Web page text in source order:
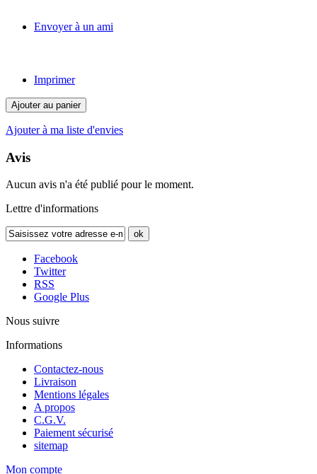
Envoyer à un ami
Imprimer
Ajouter au panier
Ajouter à ma liste d'envies
Avis
Aucun avis n'a été publié pour le moment.
Lettre d'informations
ok
Facebook
Twitter
RSS
Google Plus
Nous suivre
Informations
Contactez-nous
Livraison
Mentions légales
A propos
C.G.V.
Paiement sécurisé
sitemap
Mon compte